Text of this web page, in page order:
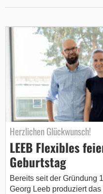
Herzlichen Glückwunsch!
LEEB Flexibles
Geburtstag
Bereits seit der Gründung
Georg Leeb produziert